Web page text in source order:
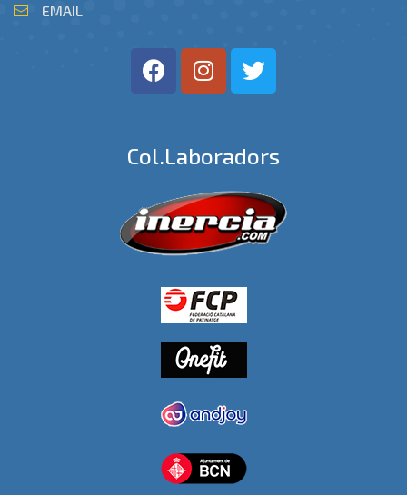
EMAIL
Col.laboradors